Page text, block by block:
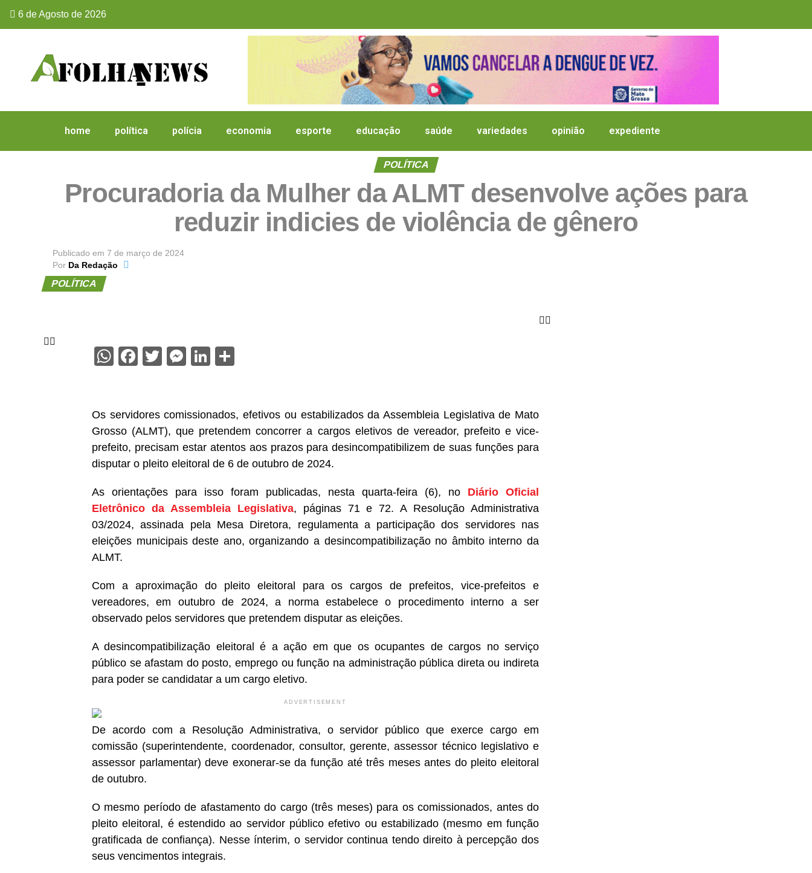
6 de Agosto de 2026
home política polícia economia esporte educação saúde variedades opinião expediente
POLÍTICA
Procuradoria da Mulher da ALMT desenvolve ações para
reduzir indicies de violência de gênero
Publicado em 7 de março de 2024
Por Da Redação
POLÍTICA
WhatsApp
Facebook
TwitterMessenger
LinkedIn
Os servidores comissionados, efetivos ou estabilizados da Assembleia Legislativa de Mato
Grosso (ALMT), que pretendem concorrer a cargos eletivos de vereador, prefeito e vice-
prefeito, precisam estar atentos aos prazos para desincompatibilizem de suas funções para
disputar o pleito eleitoral de 6 de outubro de 2024.
As orientações para isso foram publicadas, nesta quarta-feira (6), no Diário Oficial
Eletrônico da Assembleia Legislativa, páginas 71 e 72. A Resolução Administrativa
03/2024, assinada pela Mesa Diretora, regulamenta a participação dos servidores nas
eleições municipais deste ano, organizando a desincompatibilização no âmbito interno da
ALMT.
Com a aproximação do pleito eleitoral para os cargos de prefeitos, vice-prefeitos e
vereadores, em outubro de 2024, a norma estabelece o procedimento interno a ser
observado pelos servidores que pretendem disputar as eleições.
A desincompatibilização eleitoral é a ação em que os ocupantes de cargos no serviço
público se afastam do posto, emprego ou função na administração pública direta ou indireta
para poder se candidatar a um cargo eletivo.
ADVERTISEMENT
De acordo com a Resolução Administrativa, o servidor público que exerce cargo em
comissão (superintendente, coordenador, consultor, gerente, assessor técnico legislativo e
assessor parlamentar) deve exonerar-se da função até três meses antes do pleito eleitoral
de outubro.
O mesmo período de afastamento do cargo (três meses) para os comissionados, antes do
pleito eleitoral, é estendido ao servidor público efetivo ou estabilizado (mesmo em função
gratificada de confiança). Nesse ínterim, o servidor continua tendo direito à percepção dos
seus vencimentos integrais.